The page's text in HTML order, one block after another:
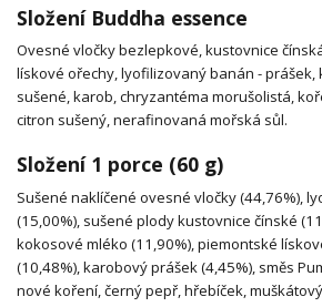
Složení Buddha essence
Ovesné vločky bezlepkové, kustovnice
lískové ořechy, lyofilizovaný banán - prášek,
sušené, karob, chryzantéma morušolistá,
citron sušený, nerafinovaná mořská sůl.
Složení 1 porce (60 g)
Sušené naklíčené ovesné vločky (44,76%),
(15,00%), sušené plody kustovnice čínské
kokosové mléko (11,90%), piemontské
(10,48%), karobový prášek (4,45%), směs
nové koření, černý pepř, hřebíček,